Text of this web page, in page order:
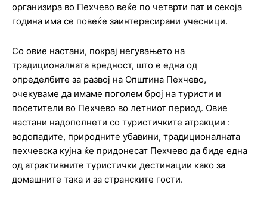
организира во Пехчево веќе по четврти пат и секоја
година има се повеќе заинтересирани учесници.
Со овие настани, покрај негувањето на
традиционалната вредност, што е една од
определбите за развој на Општина Пехчево,
очекуваме да имаме поголем број на туристи и
посетители во Пехчево во летниот период. Овие
настани надополнети со туристичките атракции :
водопадите, природните убавини, традиционалната
пехчевска кујна ќе придонесат Пехчево да биде една
од атрактивните туристички дестинации како за
домашните така и за странските гости.